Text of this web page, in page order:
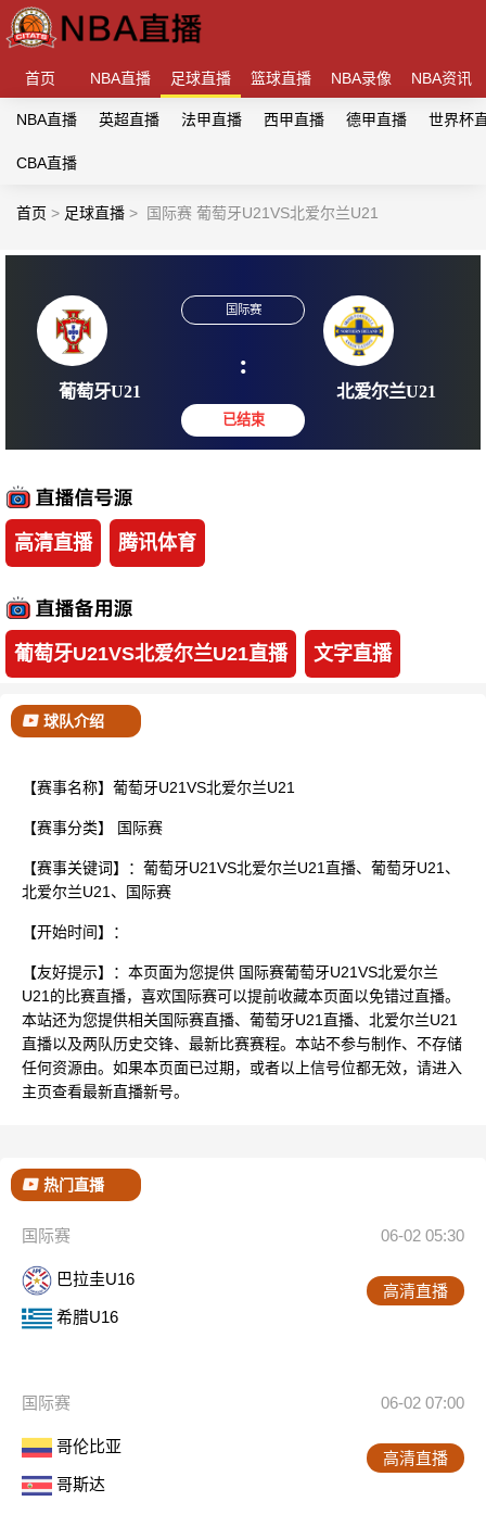
首页 NBA直播 足球直播 篮球直播 NBA录像 NBA资讯
NBA直播 英超直播 法甲直播 西甲直播 德甲直播 世界杯
CBA直播
首页 > 足球直播 > 国际赛 葡萄牙U21VS北爱尔兰U21
:
高清直播 腾讯体育
葡萄牙U21VS北爱尔兰U21直播 文字直播
球队介绍
【赛事名称】葡萄牙U21VS北爱尔兰U21
【赛事分类】 国际赛
【赛事关键词】：葡萄牙U21VS北爱尔兰U21直播、葡萄牙U21、
北爱尔兰U21、国际赛
【开始时间】：
【友好提示】：本页面为您提供 国际赛葡萄牙U21VS北爱尔兰
U21的比赛直播，喜欢国际赛可以提前收藏本页面以免错过直播。
本站还为您提供相关国际赛直播、葡萄牙U21直播、北爱尔兰U21
直播以及两队历史交锋、最新比赛赛程。本站不参与制作、不存储
任何资源由。如果本页面已过期，或者以上信号位都无效，请进入
主页查看最新直播新号。
热门直播
国际赛 06-02 05:30
巴拉圭U16
希腊U16
高清直播
国际赛 06-02 07:00
哥伦比亚
哥斯达
高清直播